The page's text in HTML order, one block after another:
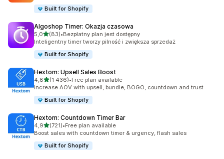
Built for Shopify
Algoshop Timer: Okazja czasowa
5,0na 5 gwiazdek
(83)
Łączna liczba recenzji: 83
•Bezpłatny plan jest dostępny
Inteligentny timer tworzy pilność i zwiększa sprzedaż
Built for Shopify
Hextom: Upsell Sales Boost
4,8na 5 gwiazdek
(1 436)
Łączna liczba recenzji: 1436
•Free plan available
Increase AOV with upsell, bundle, BOGO, countdown and trust
Built for Shopify
Hextom: Countdown Timer Bar
4,9na 5 gwiazdek
(721)
Łączna liczba recenzji: 721
•Free plan available
Boost sales with countdown timer & urgency, flash sales
Built for Shopify